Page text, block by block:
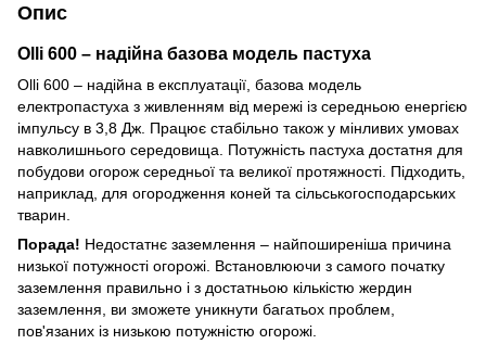
Опис
Olli 600 – надійна базова модель пастуха
Olli 600 – надійна в експлуатації, базова модель
електропастуха з живленням від мережі із середньою енергією
імпульсу в 3,8 Дж. Працює стабільно також у мінливих умовах
навколишнього середовища. Потужність пастуха достатня для
побудови огорож середньої та великої протяжності. Підходить,
наприклад, для огородження коней та сільськогосподарських
тварин.
Порада! Недостатнє заземлення – найпоширеніша причина
низької потужності огорожі. Встановлюючи з самого початку
заземлення правильно і з достатньою кількістю жердин
заземлення, ви зможете уникнути багатьох проблем,
пов'язаних із низькою потужністю огорожі.